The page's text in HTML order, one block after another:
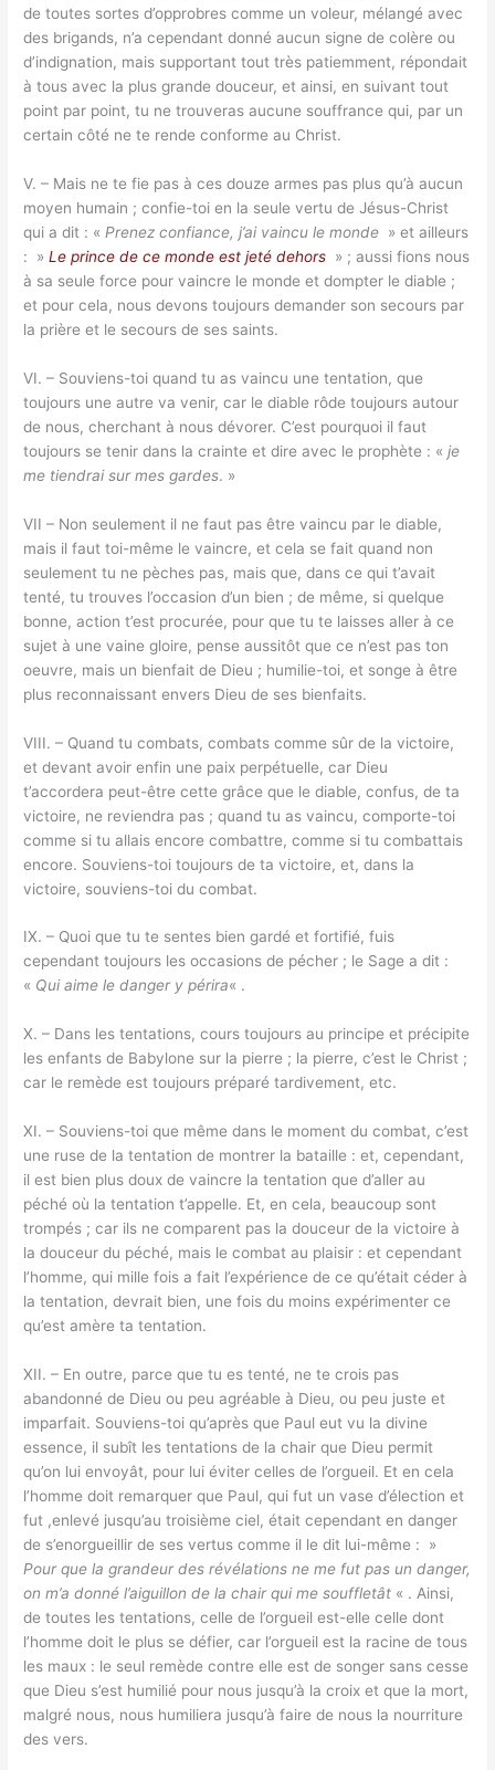
de toutes sortes d’opprobres comme un voleur, mélangé avec
des brigands, n’a cependant donné aucun signe de colère ou
d’indignation, mais supportant tout très patiemment, répondait
à tous avec la plus grande douceur, et ainsi, en suivant tout
point par point, tu ne trouveras aucune souffrance qui, par un
certain côté ne te rende conforme au Christ.
V. – Mais ne te fie pas à ces douze armes pas plus qu’à aucun
moyen humain ; confie-toi en la seule vertu de Jésus-Christ
qui a dit : « Prenez confiance, j’ai vaincu le monde » et ailleurs
: »Le prince de ce monde est jeté dehors » ; aussi fions nous
à sa seule force pour vaincre le monde et dompter le diable ;
et pour cela, nous devons toujours demander son secours par
la prière et le secours de ses saints.
VI. – Souviens-toi quand tu as vaincu une tentation, que
toujours une autre va venir, car le diable rôde toujours autour
de nous, cherchant à nous dévorer. C’est pourquoi il faut
toujours se tenir dans la crainte et dire avec le prophète : «je
me tiendrai sur mes gardes. »
VII – Non seulement il ne faut pas être vaincu par le diable,
mais il faut toi-même le vaincre, et cela se fait quand non
seulement tu ne pèches pas, mais que, dans ce qui t’avait
tenté, tu trouves l’occasion d’un bien ; de même, si quelque
bonne, action t’est procurée, pour que tu te laisses aller à ce
sujet à une vaine gloire, pense aussitôt que ce n’est pas ton
oeuvre, mais un bienfait de Dieu ; humilie-toi, et songe à être
plus reconnaissant envers Dieu de ses bienfaits.
VIII. – Quand tu combats, combats comme sûr de la victoire,
et devant avoir enfin une paix perpétuelle, car Dieu
t’accordera peut-être cette grâce que le diable, confus, de ta
victoire, ne reviendra pas ; quand tu as vaincu, comporte-toi
comme si tu allais encore combattre, comme si tu combattais
encore. Souviens-toi toujours de ta victoire, et, dans la
victoire, souviens-toi du combat.
IX. – Quoi que tu te sentes bien gardé et fortifié, fuis
cependant toujours les occasions de pécher ; le Sage a dit :
« Qui aime le danger y périra« .
X. – Dans les tentations, cours toujours au principe et précipite
les enfants de Babylone sur la pierre ; la pierre, c’est le Christ ;
car le remède est toujours préparé tardivement, etc.
XI. – Souviens-toi que même dans le moment du combat, c’est
une ruse de la tentation de montrer la bataille : et, cependant,
il est bien plus doux de vaincre la tentation que d’aller au
péché où la tentation t’appelle. Et, en cela, beaucoup sont
trompés ; car ils ne comparent pas la douceur de la victoire à
la douceur du péché, mais le combat au plaisir : et cependant
l’homme, qui mille fois a fait l’expérience de ce qu’était céder à
la tentation, devrait bien, une fois du moins expérimenter ce
qu’est amère ta tentation.
XII. – En outre, parce que tu es tenté, ne te crois pas
abandonné de Dieu ou peu agréable à Dieu, ou peu juste et
imparfait. Souviens-toi qu’après que Paul eut vu la divine
essence, il subît les tentations de la chair que Dieu permit
qu’on lui envoyât, pour lui éviter celles de l’orgueil. Et en cela
l’homme doit remarquer que Paul, qui fut un vase d’élection et
fut ,enlevé jusqu’au troisième ciel, était cependant en danger
de s’enorgueillir de ses vertus comme il le dit lui-même : »
Pour que la grandeur des révélations ne me fut pas un danger,
on m’a donné l’aiguillon de la chair qui me souffletât « . Ainsi,
de toutes les tentations, celle de l’orgueil est-elle celle dont
l’homme doit le plus se défier, car l’orgueil est la racine de tous
les maux : le seul remède contre elle est de songer sans cesse
que Dieu s’est humilié pour nous jusqu’à la croix et que la mort,
malgré nous, nous humiliera jusqu’à faire de nous la nourriture
des vers.